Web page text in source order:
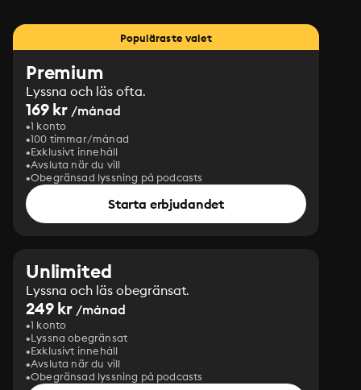
Populäraste valet
Premium
Lyssna och läs ofta.
169 kr /månad
1 konto
100 timmar/månad
Exklusivt innehåll
Avsluta när du vill
Obegränsad lyssning på podcasts
Starta erbjudandet
Unlimited
Lyssna och läs obegränsat.
249 kr /månad
1 konto
Lyssna obegränsat
Exklusivt innehåll
Avsluta när du vill
Obegränsad lyssning på podcasts